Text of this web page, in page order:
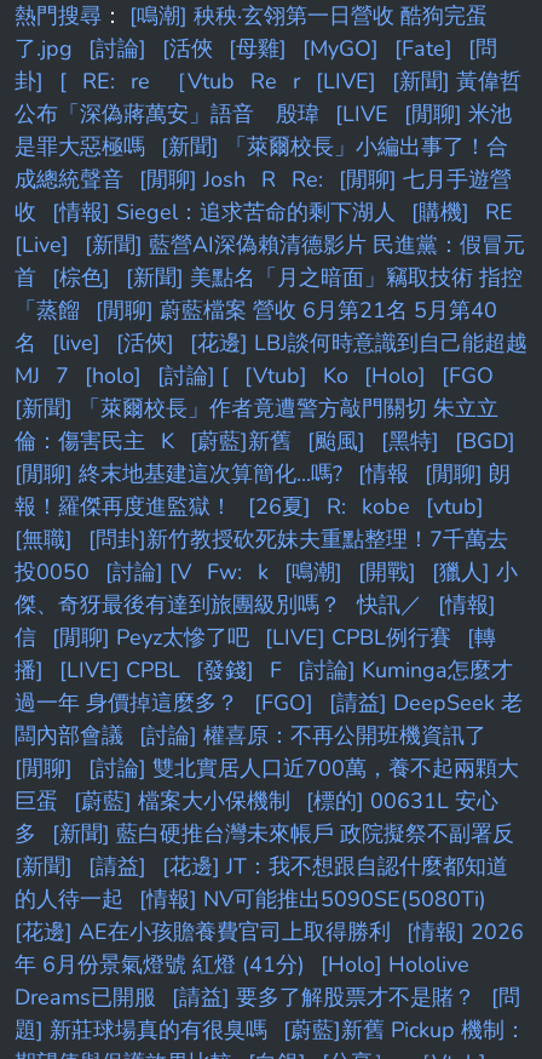
熱門搜尋 ： [鳴潮] 秧秧·玄翎第一日營收 酷狗完蛋
了.jpg
[討論] [活俠 [母雞] [MyGO] [Fate]
[問
卦]
[ RE: re ［Vtub Re r [LIVE]
[新聞] 黃偉哲
公布「深偽蔣萬安」語音 殷瑋
[LIVE
[閒聊] 米池
是罪大惡極嗎
[新聞] 「萊爾校長」小編出事了！合
成總統聲音
[閒聊] Josh R Re:
[閒聊] 七月手遊營
收
[情報] Siegel：追求苦命的剩下湖人 [購機]
RE
[Live]
[新聞] 藍營AI深偽賴清德影片 民進黨：假冒元
首
[棕色]
[新聞] 美點名「月之暗面」竊取技術 指控
「蒸餾
[閒聊] 蔚藍檔案 營收 6月第21名 5月第40
名
[live] [活俠]
[花邊] LBJ談何時意識到自己能超越
MJ
7 [holo] [討論] [ [Vtub] Ko [Holo]
[FGO
[新聞] 「萊爾校長」作者竟遭警方敲門關切 朱立立
倫：傷害民主 K [蔚藍]新舊 [颱風] [黑特]
[BGD]
[閒聊] 終末地基建這次算簡化...嗎?
[情報
[閒聊] 朗
報！羅傑再度進監獄！
[26夏] R: kobe
[vtub]
[無職]
[問卦]新竹教授砍死妹夫重點整理！7千萬去
投0050
[討論] [V Fw: k [鳴潮] [開戰]
[獵人] 小
傑、奇犽最後有達到旅團級別嗎？
快訊／
[情報]
信
[閒聊] Peyz太慘了吧 [LIVE] CPBL例行賽
[轉
播]
[LIVE] CPBL [發錢] F
[討論] Kuminga怎麼才
過一年 身價掉這麼多？
[FGO]
[請益] DeepSeek 老
闆內部會議
[討論] 權喜原：不再公開班機資訊了
[閒聊]
[討論] 雙北實居人口近700萬，養不起兩顆大
巨蛋
[蔚藍] 檔案大小保機制
[標的] 00631L 安心
多
[新聞] 藍白硬推台灣未來帳戶 政院擬祭不副署反
[新聞]
[請益]
[花邊] JT：我不想跟自認什麼都知道
的人待一起
[情報] NV可能推出5090SE(5080Ti)
[花邊] AE在小孩贍養費官司上取得勝利
[情報] 2026
年 6月份景氣燈號 紅燈 (41分)
[Holo] Hololive
Dreams已開服
[請益] 要多了解股票才不是賭？
[問
題] 新莊球場真的有很臭嗎
[蔚藍]新舊 Pickup 機制：